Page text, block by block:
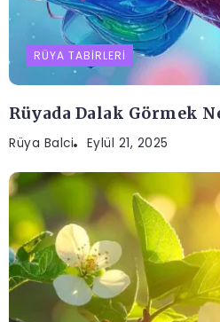
RÜYA TABIRLERI
Rüyada Dalak Görmek
Rüya Balci Eylül 21, 2025